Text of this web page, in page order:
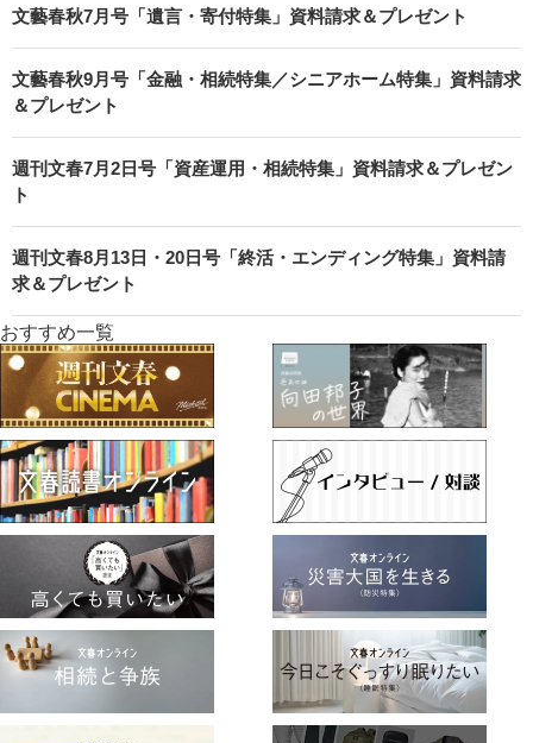
文藝春秋7月号「遺言・寄付特集」資料請求＆プレゼント
文藝春秋9月号「金融・相続特集／シニアホーム特集」資料請求
＆プレゼント
週刊文春7月2日号「資産運用・相続特集」資料請求＆プレゼン
ト
週刊文春8月13日・20日号「終活・エンディング特集」資料請
求＆プレゼント
おすすめ一覧